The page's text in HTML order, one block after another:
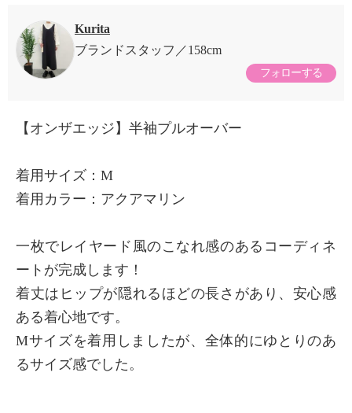
Kurita
ブランドスタッフ
158cm
フォローする
【オンザエッジ】半袖プルオーバー
着用サイズ：M
着用カラー：アクアマリン
一枚でレイヤード風のこなれ感のあるコーディネ
ートが完成します！
着丈はヒップが隠れるほどの長さがあり、安心感
ある着心地です。
Mサイズを着用しましたが、全体的にゆとりのあ
るサイズ感でした。